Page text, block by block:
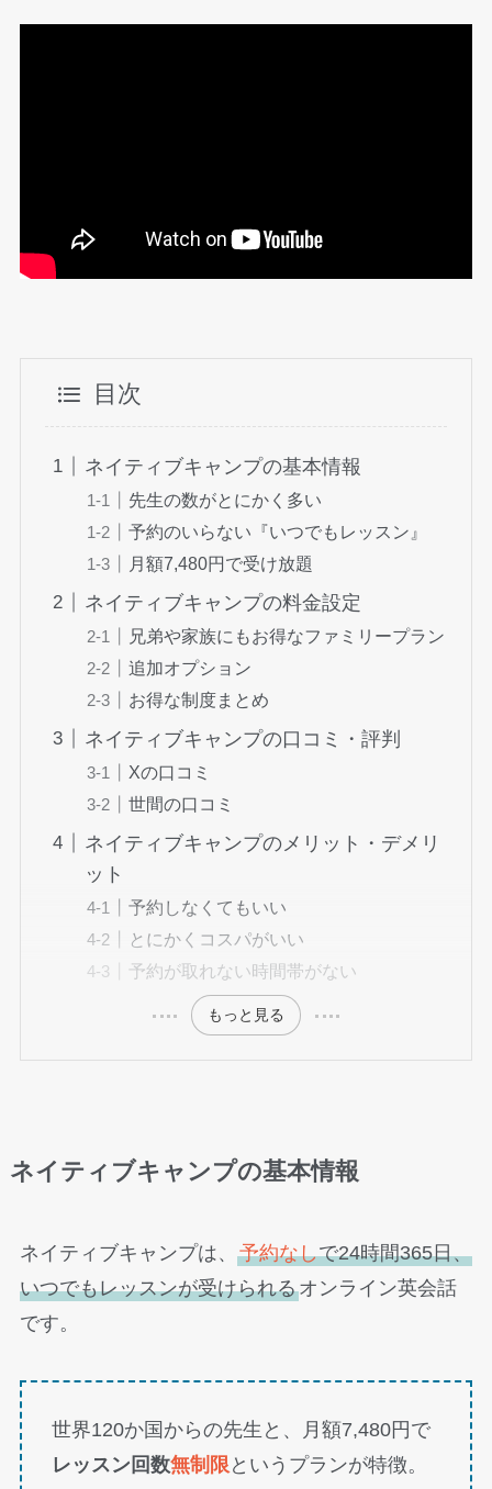
目次
ネイティブキャンプの基本情報
先生の数がとにかく多い
予約のいらない『いつでもレッスン』
月額7,480円で受け放題
ネイティブキャンプの料金設定
兄弟や家族にもお得なファミリープラン
追加オプション
お得な制度まとめ
ネイティブキャンプの口コミ・評判
Xの口コミ
世間の口コミ
ネイティブキャンプのメリット・デメリ
ット
予約しなくてもいい
とにかくコスパがいい
予約が取れない時間帯がない
もっと見る
ネイティブキャンプの基本情報
ネイティブキャンプは、 予約なしで24時間365日、
いつでもレッスンが受けられるオンライン英会話
です。
世界120か国からの先生と、月額7,480円で
レッスン回数無制限 というプランが特徴。